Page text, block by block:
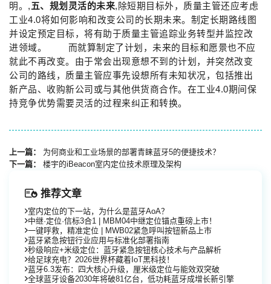
明。,五、规划灵活的未来,除短期目标外，质量主管还应考虑
工业4.0将如何影响和改变公司的长期未来。制定长期路线图
并设定预定目标，将有助于质量主管追踪业务转型并监控改
进领域。 而就算制定了计划，未来的目标和愿景也不应
就此不再改变。由于常会出现意想不到的计划，并突然改变
公司的路线，质量主管应事先设想所有未知状况，包括推出
新产品、收购新公司或与其他供货商合作。在工业4.0期间保
持竞争优势需要灵活的过程来纠正和转换。
上一篇：
为何商业和工业场景的部署青睐蓝牙5的便捷技术？
下一篇：
楼宇的iBeacon室内定位技术原理及架构
推荐文章
室内定位的下一站，为什么是蓝牙AoA？
中继·定位·信标3合1 | MBM04中继定位锚点重磅上市！
一键呼救，精准定位 | MWB02紧急呼叫按钮新品上市
蓝牙紧急按钮行业应用与标准化部署指南
秒级响应+米级定位：蓝牙紧急按钮核心技术与产品解析
给足球充电？2026世界杯藏着IoT黑科技！
蓝牙6.3发布：四大核心升级，厘米级定位与能效双突破
全球蓝牙设备2030年将破81亿台，低功耗蓝牙成增长新引擎